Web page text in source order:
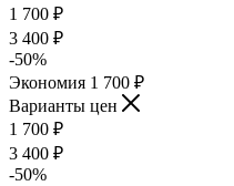
1 700 ₽
3 400 ₽
-50%
Экономия 1 700 ₽
Варианты цен
1 700 ₽
3 400 ₽
-50%